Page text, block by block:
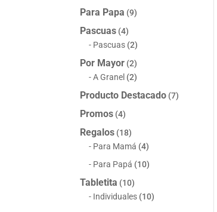
Para Papa (9)
Pascuas (4)
Pascuas (2)
Por Mayor (2)
A Granel (2)
Producto Destacado (7)
Promos (4)
Regalos (18)
Para Mamá (4)
Para Papá (10)
Tabletita (10)
Individuales (10)